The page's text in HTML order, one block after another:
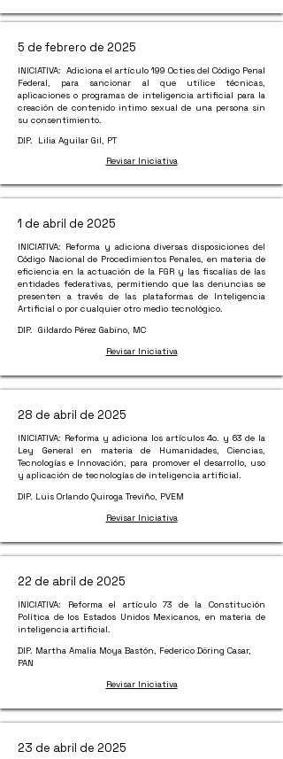
5 de febrero de 2025
INICIATIVA: Adiciona el artículo 199 Octies del Código Penal
Federal, para sancionar al que utilice técnicas,
aplicaciones o programas de inteligencia artificial para la
creación de contenido intimo sexual de una persona sin
su consentimiento.
DIP. Lilia Aguilar Gil, PT
Revisar Iniciativa
1 de abril de 2025
INICIATIVA: Reforma y adiciona diversas disposiciones del
Código Nacional de Procedimientos Penales, en materia de
eficiencia en la actuación de la FGR y las fiscalías de las
entidades federativas, permitiendo que las denuncias se
presenten a través de las plataformas de Inteligencia
Artificial o por cualquier otro medio tecnológico.
DIP. Gildardo Pérez Gabino, MC
Revisar Iniciativa
28 de abril de 2025
INICIATIVA: Reforma y adiciona los artículos 4o. y 63 de la
Ley General en materia de Humanidades, Ciencias,
Tecnologías e Innovación, para promover el desarrollo, uso
y aplicación de tecnologías de inteligencia artificial.
DIP. Luis Orlando Quiroga Treviño, PVEM
Revisar Iniciativa
22 de abril de 2025
INICIATIVA: Reforma el artículo 73 de la Constitución
Política de los Estados Unidos Mexicanos, en materia de
inteligencia artificial.
DIP. Martha Amalia Moya Bastón, Federico Döring Casar,
PAN
Revisar Iniciativa
23 de abril de 2025